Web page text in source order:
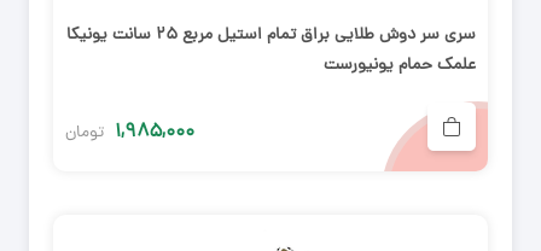
سری سر دوش طلایی براق تمام استیل مربع ۲۵ سانت یونیکا
علمک حمام یونیورست
۱,۹۸۵,۰۰۰ تومان